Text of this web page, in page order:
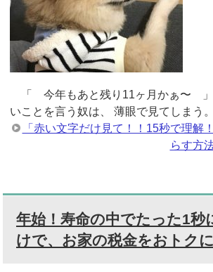
「 今年もあと残り11ヶ月かぁ〜 」
いことを言う奴は、 薄眼で見てしま
「赤い文字だけ見て！！15秒で理解
らす方
年始！寿命の中でたった1秒
けで、お家の税金をおトクに